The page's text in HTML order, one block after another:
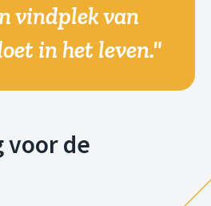
vindplek van
in het leven."
voor de